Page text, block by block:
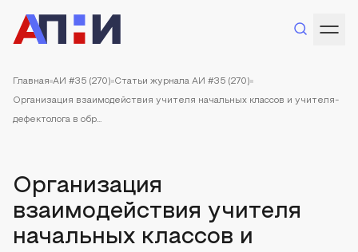
Главная АИ #35 (270) Статьи журнала АИ #35 (270)
Организация взаимодействия учителя начальных классов и учителя-
дефектолога в обр...
Организация
взаимодействия учителя
начальных классов и